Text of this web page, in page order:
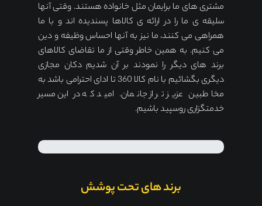
مشتری های ما برایمان مثل خانواده هستند. وقتی آنها
سلیقه ی ما را در ارائه ی کالاها پسندیده اند و با ما
همراهی می کنند، ما نیز به آنها احساس وظیفه و دین
می کنیم. به همین خاطر وقتی از ما تقاضای کالاهای
برند های دیگر را نمودند بر آن شدیم دکان مجازی
دیگری بگشائیم با نام کالا 360 تا ادای احترامی باشد به
مخاطبین عزیز تر از جانمان. امید که در این مسیر
خدمتگزاری روسپید باشیم.
برند های تحت پوشش